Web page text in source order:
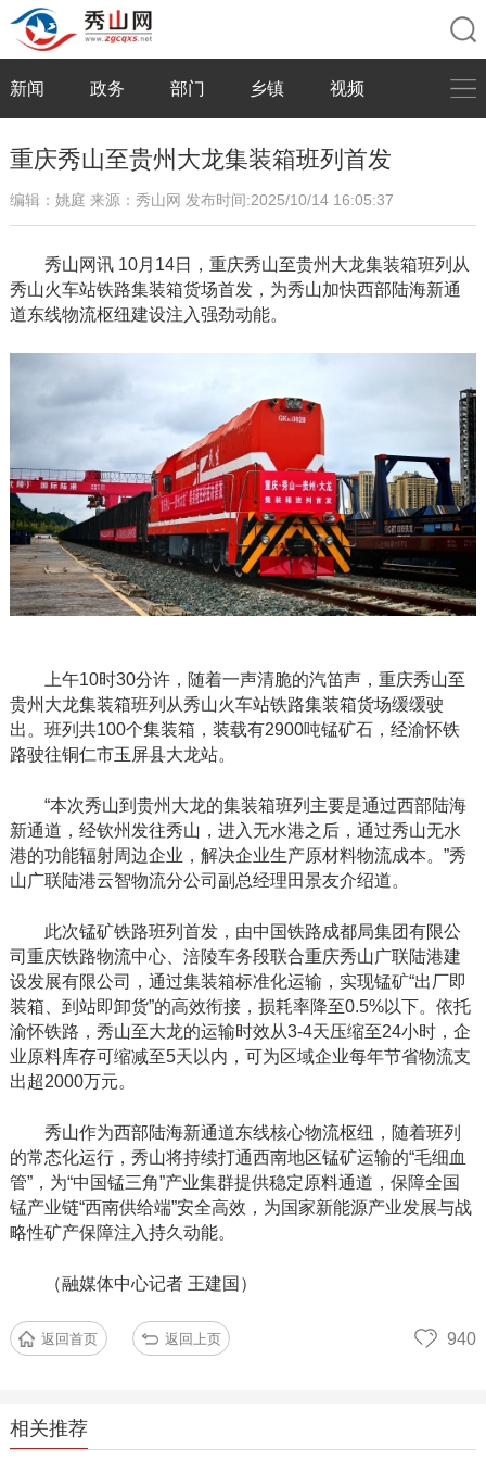
新闻 政务 部门 乡镇 视频
重庆秀山至贵州大龙集装箱班列首发
编辑：姚庭 来源：秀山网 发布时间:2025/10/14 16:05:37
秀山网讯10月14日，重庆秀山至贵州大龙集装箱班列从
秀山火车站铁路集装箱货场首发，为秀山加快西部陆海新通
道东线物流枢纽建设注入强劲动能。
上午10时30分许，随着一声清脆的汽笛声，重庆秀山至
贵州大龙集装箱班列从秀山火车站铁路集装箱货场缓缓驶
出。班列共100个集装箱， 装载有2900吨锰矿石，经渝怀铁
路驶往铜仁市玉屏县大龙站。
“本次秀山到贵州大龙的集装箱班列主要是通过西部陆海
新通道，经钦州发往秀山，进入无水港之后，通过秀山无水
港的功能辐射周边企业，解决企业生产原材料物流成本。”秀
山广联陆港云智物流分公司副总经理田景友介绍道。
此次锰矿铁路班列首发，由中国铁路成都局集团有限公
司重庆铁路物流中心、涪陵车务段联合重庆秀山广联陆港建
设发展有限公司，通过集装箱标准化运输，实现锰矿“出厂即
装箱、到站即卸货”的高效衔接，损耗率降至0.5%以下。依托
渝怀铁路，秀山至大龙的运输时效从3-4天压缩至24小时，企
业原料库存可缩减至5天以内，可为区域企业每年节省物流支
出超2000万元。
秀山作为西部陆海新通道东线核心物流枢纽，随着班列
的常态化运行，秀山将持续打通西南地区锰矿运输的“毛细血
管”，为“中国锰三角”产业集群提供稳定原料通道，保障全国
锰产业链“西南供给端”安全高效，为国家新能源产业发展与战
略性矿产保障注入持久动能。
（融媒体中心记者王建国）
返回首页 返回上页 940
相关推荐